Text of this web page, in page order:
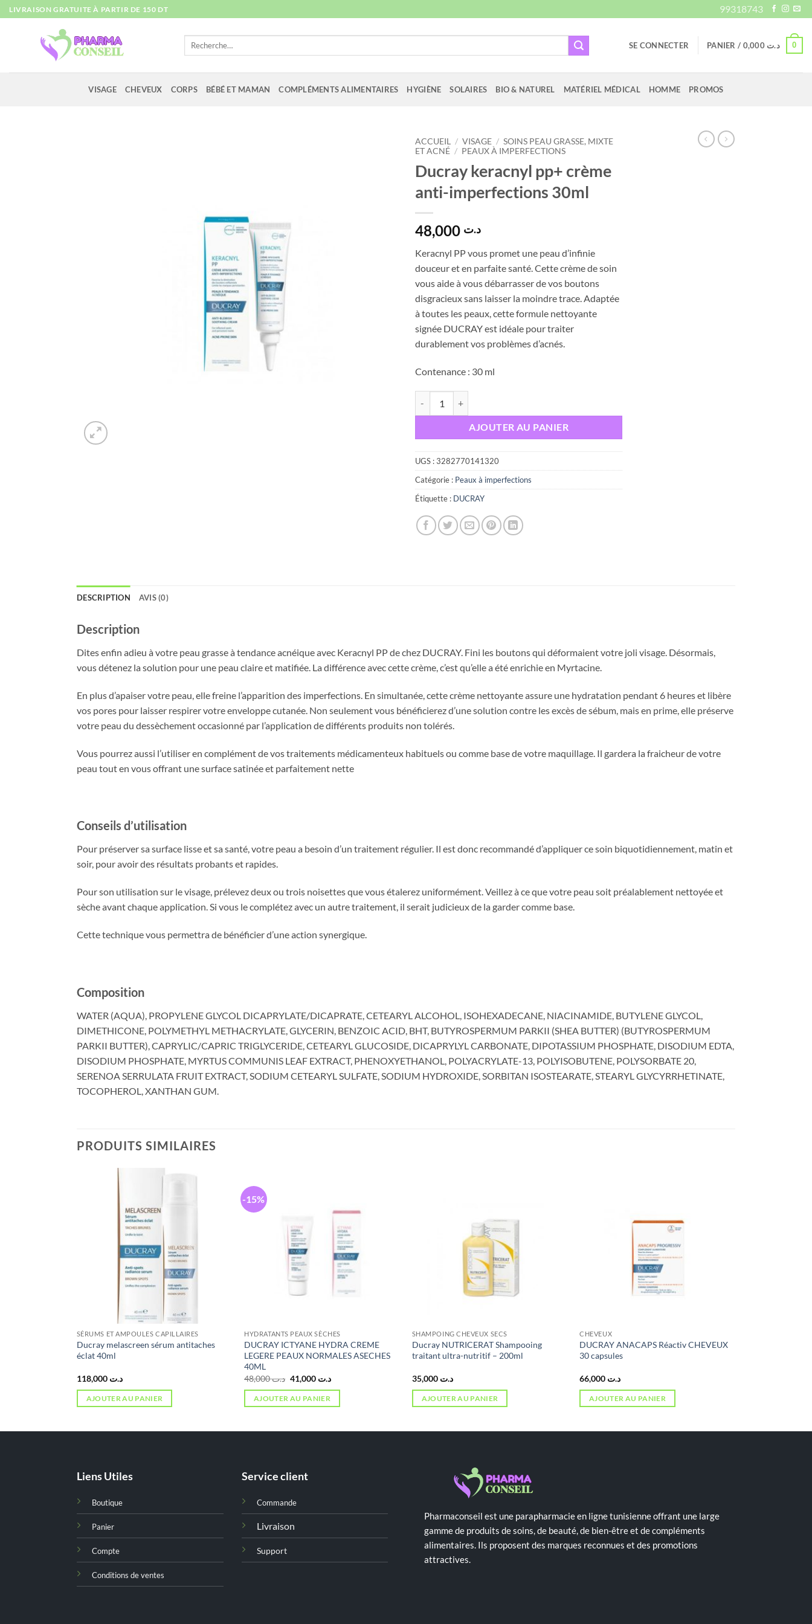
Passer
au
LIVRAISON GRATUITE À PARTIR DE 150 DT 99318743
Recherche
SE CONNECTER PANIER / د.ت 0,000 0
VISAGE CHEVEUX CORPS BÉBÉ ET MAMAN COMPLÉMENTS ALIMENTAIRES HYGIÈNE SOLAIRES BIO & NATUREL MATÉRIEL MÉDICAL HOMME PROMOS
ACCUEIL / VISAGE / SOINS PEAU GRASSE, MIXTE
ET ACNÉ / PEAUX À IMPERFECTIONS
Ducray keracnyl pp+ crème
anti-imperfections 30ml
د.ت
Keracnyl PP vous promet une peau d’infinie
douceur et en parfaite santé. Cette crème de soin
vous aide à vous débarrasser de vos boutons
disgracieux sans laisser la moindre trace. Adaptée
à toutes les peaux, cette formule nettoyante
signée DUCRAY est idéale pour traiter
durablement vos problèmes d’acnés.
Contenance : 30 ml
AJOUTER AU PANIER
UGS :3282770141320
Catégorie : Peaux à imperfections
Étiquette : DUCRAY
DESCRIPTION AVIS (0)
Description
Dites enfin adieu à votre peau grasse à tendance acnéique avec Keracnyl PP de chez DUCRAY. Fini les boutons qui déformaient votre joli visage. Désormais,
vous détenez la solution pour une peau claire et matifiée. La différence avec cette crème, c’est qu’elle a été enrichie en Myrtacine.
En plus d’apaiser votre peau, elle freine l’apparition des imperfections. En simultanée, cette crème nettoyante assure une hydratation pendant 6 heures et libère
vos pores pour laisser respirer votre enveloppe cutanée. Non seulement vous bénéficierez d’une solution contre les excès de sébum, mais en prime, elle préserve
votre peau du dessèchement occasionné par l’application de différents produits non tolérés.
Vous pourrez aussi l’utiliser en complément de vos traitements médicamenteux habituels ou comme base de votre maquillage. Il gardera la fraicheur de votre
peau tout en vous offrant une surface satinée et parfaitement nette
Conseils d’utilisation
Pour préserver sa surface lisse et sa santé, votre peau a besoin d’un traitement régulier. Il est donc recommandé d’appliquer ce soin biquotidiennement, matin et
soir, pour avoir des résultats probants et rapides.
Pour son utilisation sur le visage, prélevez deux ou trois noisettes que vous étalerez uniformément. Veillez à ce que votre peau soit préalablement nettoyée et
sèche avant chaque application. Si vous le complétez avec un autre traitement, il serait judicieux de la garder comme base.
Cette technique vous permettra de bénéficier d’une action synergique.
Composition
WATER (AQUA), PROPYLENE GLYCOL DICAPRYLATE/DICAPRATE, CETEARYL ALCOHOL, ISOHEXADECANE, NIACINAMIDE, BUTYLENE GLYCOL,
DIMETHICONE, POLYMETHYL METHACRYLATE, GLYCERIN, BENZOIC ACID, BHT, BUTYROSPERMUM PARKII (SHEA BUTTER) (BUTYROSPERMUM
PARKII BUTTER), CAPRYLIC/CAPRIC TRIGLYCERIDE, CETEARYL GLUCOSIDE, DICAPRYLYL CARBONATE, DIPOTASSIUM PHOSPHATE, DISODIUM EDTA,
DISODIUM PHOSPHATE, MYRTUS COMMUNIS LEAF EXTRACT, PHENOXYETHANOL, POLYACRYLATE-13, POLYISOBUTENE, POLYSORBATE 20,
SERENOA SERRULATA FRUIT EXTRACT, SODIUM CETEARYL SULFATE, SODIUM HYDROXIDE, SORBITAN ISOSTEARATE, STEARYL GLYCYRRHETINATE,
TOCOPHEROL, XANTHAN GUM.
PRODUITS SIMILAIRES
SÉRUMS ET AMPOULES CAPILLAIRES
Ducray melascreen sérum antitaches
éclat 40ml
د.ت 118,000
AJOUTER AU PANIER
-15%
HYDRATANTS PEAUX SÈCHES
DUCRAY ICTYANE HYDRA CREME
LEGERE PEAUX NORMALES ASECHES
40ML
د.ت48,000
Le
prix
initial
était :
د.ت 41,000
Le
est :
AJOUTER AU PANIER
SHAMPOING CHEVEUX SECS
Ducray NUTRICERAT Shampooing
traitant ultra-nutritif – 200ml
د.ت 35,000
AJOUTER AU PANIER
CHEVEUX
DUCRAY ANACAPS Réactiv CHEVEUX
30 capsules
د.ت
AJOUTER AU PANIER
Liens Utiles
Boutique
Panier
Compte
Conditions de ventes
Service client
Commande
Livraison
Support
Pharmaconseil est une parapharmacie en ligne tunisienne offrant une large
gamme de produits de soins, de beauté, de bien-être et de compléments
alimentaires. Ils proposent des marques reconnues et des promotions
attractives.